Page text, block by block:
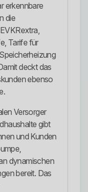
erkennbare
die
Tarife für
deckt das
ebenso
Versorger
gibt
und Kunden
dynamischen
bereit. Das